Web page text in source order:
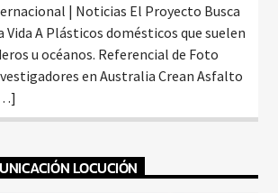
| Noticias El Proyecto Busca
Vida A Plásticos domésticos que suelen
u océanos. Referencial de Foto
en Australia Crean Asfalto
LOCUCIÓN